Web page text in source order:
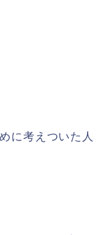
に考えついた人